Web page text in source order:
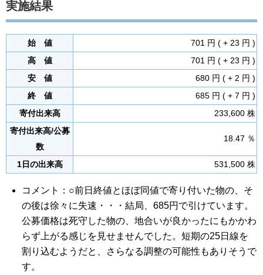
実施結果
始 値
701 円 ( + 23 円 )
高 値
701 円 ( + 23 円 )
安 値
680 円 ( + 2 円 )
終 値
685 円 ( + 7 円 )
寄付出来高
233,600 株
寄付出来高/公募
数
18.47 ％
1日の出来高 531,500 株
コメント：○前日終値とほぼ同値で寄り付いた物の、そ
の後は徐々に失速・・・結局、685円で引けています。
公募価格は死守した物の、地合いが良かったにもかかわ
らず上がる感じを見せませんでした。短期の25日線を
割り込むようだと、さらなる調整の可能性もありそうで
す。